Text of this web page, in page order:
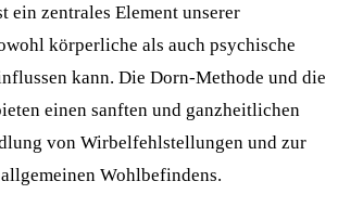
ein zentrales Element unserer
körperliche als auch psychische
kann. Die Dorn-Methode und die
einen sanften und ganzheitlichen
von Wirbelfehlstellungen und zur
Wohlbefindens.